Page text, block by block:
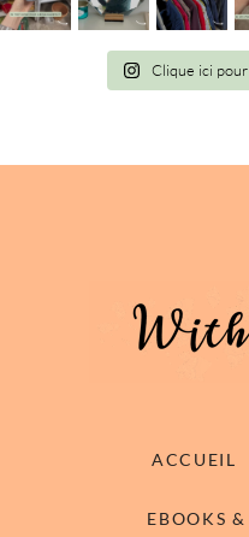
Clique ici
ACCUEIL
EBOOKS